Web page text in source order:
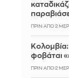
ΠΡΙΝ ΑΠΌ 2
φοβάται
ΠΡΙΝ ΑΠΌ 2